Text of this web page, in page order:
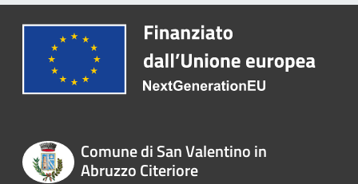
Comune di San Valentino in
Abruzzo Citeriore